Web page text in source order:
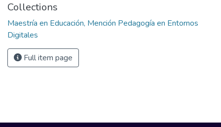
Collections
Maestría en Educación, Mención Pedagogía en Entornos
Digitales
Full item page